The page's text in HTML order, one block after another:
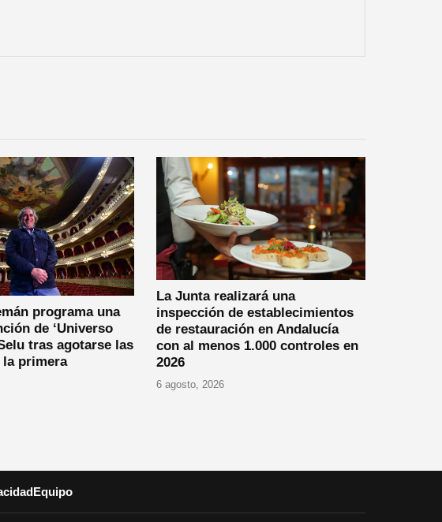
programa una
de ‘Universo
tras agotarse las
la primera
La Junta realizará una
inspección de establecimientos
de restauración en Andalucía
con al menos 1.000 controles en
2026
6 agosto, 2026
Equipo